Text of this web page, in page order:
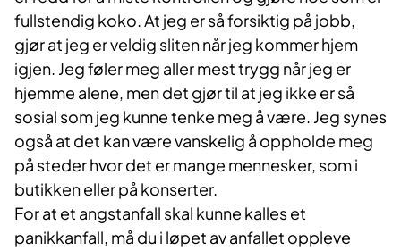
fullstendig koko. At jeg er så forsik­tig på jobb,
gjør at jeg er veldig sliten når jeg kommer hjem
igjen. Jeg føler meg aller mest trygg når jeg er
hjemme alene, men det gjør til at jeg ikke er så
sosial som jeg kunne tenke meg å være. Jeg synes
også at det kan være vanskelig å oppholde meg
på steder hvor det er mange mennesker, som i
butikken eller på konserter.
For at et angstanfall skal kunne kalles et
panikkanfall, må du i løpet av anfallet oppleve